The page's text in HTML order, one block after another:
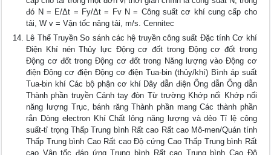
đó N = E/Δt = Fy/Δt = Fv N = Công suất cơ khí cung cấp cho
tải, W v = Vận tốc nâng tải, m/s. Cennitec
Lê Thể Truyền So sánh các hệ truyền công suất Đặc tính Cơ khí
Điện Khí nén Thủy lực Động cơ đốt trong Động cơ đốt trong
Động cơ đốt trong Động cơ đốt trong Năng lượng vào Động cơ
điện Động cơ điện Động cơ điện Tua-bin (thủy/khí) Bình áp suất
Tua-bin khí Các bộ phận cơ khí Dây dẫn điện Ống dẫn Ống dẫn
Thành phần truyền Cánh tay đòn Từ trường Khớp nối Khớp nối
năng lượng Trục, bánh răng Thành phần mang Các thành phần
rắn Dòng electron Khí Chất lỏng năng lượng và dẻo Tỉ lệ công
suất-tỉ trọng Thấp Trung bình Rất cao Rất cao Mô-men/Quán tính
Thấp Trung bình Cao Rất cao Độ cứng Cao Thấp Trung bình Rất
cao Vận tốc đáp ứng Trung bình Rất cao Trung bình Cao Độ